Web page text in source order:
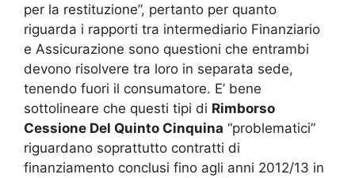
per la restituzione”, pertanto per quanto
riguarda i rapporti tra intermediario Finanziario
e Assicurazione sono questioni che entrambi
devono risolvere tra loro in separata sede,
tenendo fuori il consumatore. E’ bene
sottolineare che questi tipi di Rimborso
Cessione Del Quinto Cinquina “problematici”
riguardano soprattutto contratti di
finanziamento conclusi fino agli anni 2012/13 in